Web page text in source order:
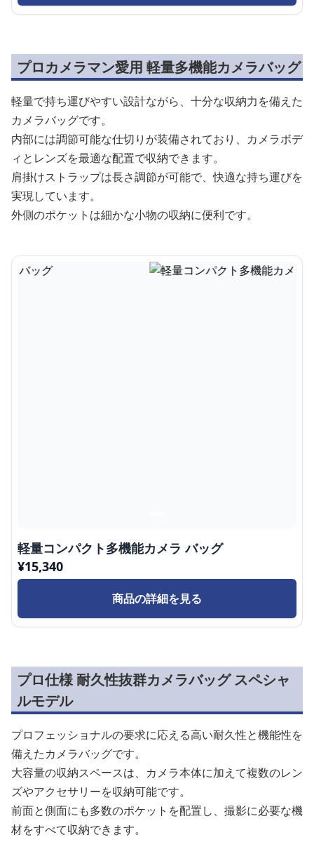
プロカメラマン愛用 軽量多機能カメラバッグ
軽量で持ち運びやすい設計ながら、十分な収納力を備えた
カメラバッグです。
内部には調節可能な仕切りが装備されており、カメラボデ
ィとレンズを最適な配置で収納できます。
肩掛けストラップは長さ調節が可能で、快適な持ち運びを
実現しています。
外側のポケットは細かな小物の収納に便利です。
軽量コンパクト多機能カメラ バッグ
¥15,340
商品の詳細を見る
プロ仕様 耐久性抜群カメラバッグ スペシャ
ルモデル
プロフェッショナルの要求に応える高い耐久性と機能性を
備えたカメラバッグです。
大容量の収納スペースは、カメラ本体に加えて複数のレン
ズやアクセサリーを収納可能です。
前面と側面にも多数のポケットを配置し、撮影に必要な機
材をすべて収納できます。